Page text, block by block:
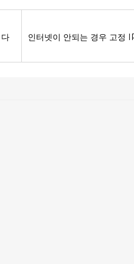
인터넷이 안되는 경우 고정